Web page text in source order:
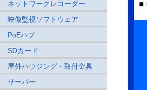
ネットワークレコーダー
映像監視ソフトウェア
PoEハブ
SDカード
屋外ハウジング・取付金具
サーバー